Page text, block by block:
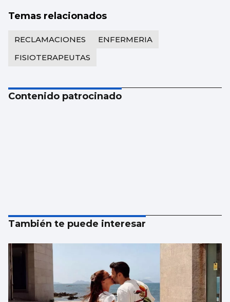
Temas relacionados
RECLAMACIONES
ENFERMERIA
FISIOTERAPEUTAS
Contenido patrocinado
También te puede interesar